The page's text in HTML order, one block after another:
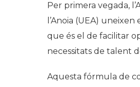
Per primera vegada,
l’Anoia (UEA)
que és el de facilitar
necessitats de talent
Aquesta fórmula de